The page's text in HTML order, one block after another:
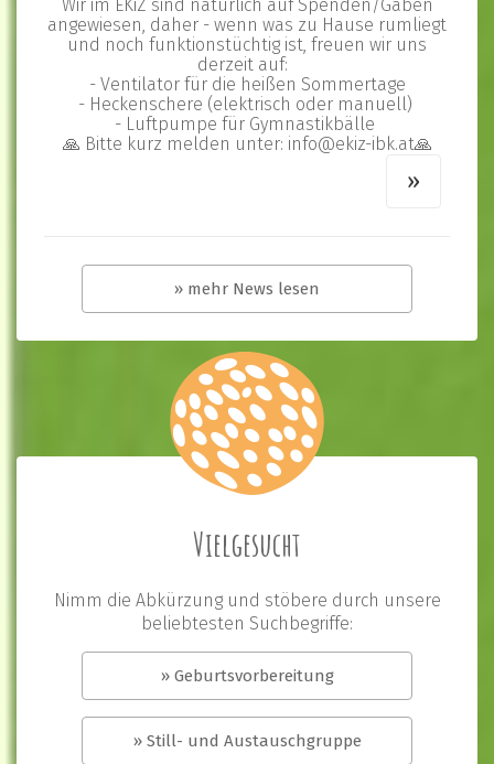
Wir im EKiZ sind natürlich auf Spenden/Gaben
angewiesen, daher - wenn was zu Hause rumliegt
und noch funktionstüchtig ist, freuen wir uns
derzeit auf:
- Ventilator für die heißen Sommertage
- Heckenschere (elektrisch oder manuell)
- Luftpumpe für Gymnastikbälle
🙏 Bitte kurz melden unter: info@ekiz-ibk.at🙏
»
» mehr News lesen
Vielgesucht
Nimm die Abkürzung und stöbere durch unsere
beliebtesten Suchbegriffe:
» Geburtsvorbereitung
» Still- und Austauschgruppe